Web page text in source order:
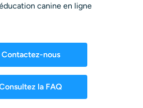
canine en ligne
Contactez-nous
la FAQ